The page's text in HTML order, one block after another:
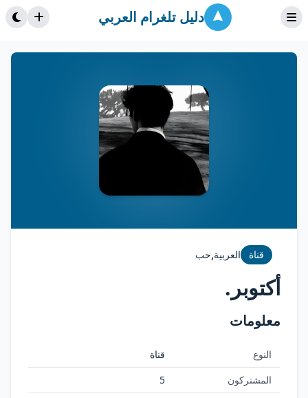
دليل تلغرام العربي
قناة العربية,حب
أكتوبر.
معلومات
النوع
قناة
المشتركون
5